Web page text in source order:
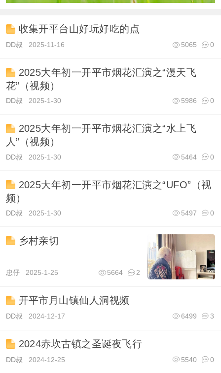
收集开平台山好玩好吃的点
DD叔 2025-11-16 0
5065
2025大年初一开平市烟花汇演之“漫天飞
花”（视频）
DD叔 2025-1-30 0
5986
2025大年初一开平市烟花汇演之“水上飞
人”（视频）
DD叔 2025-1-30 0
5464
2025大年初一开平市烟花汇演之“UFO”（视
频）
DD叔 2025-1-30 0
5497
乡村亲切
忠仔2025-1-25 2
5664
开平市月山镇仙人洞视频
DD叔 2024-12-17 3
6499
2024赤坎古镇之圣诞夜飞行
DD叔 2024-12-25 0
5540